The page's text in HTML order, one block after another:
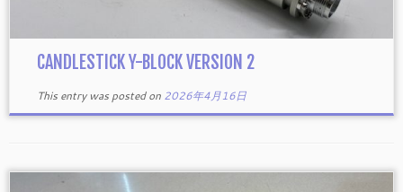
CANDLESTICK Y-BLOCK VERSION 2
This entry was posted on 2026年4月16日